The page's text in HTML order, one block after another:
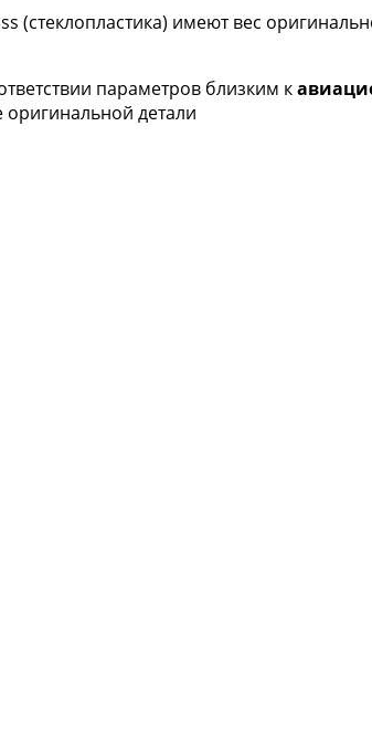
(стеклопластика) имеют вес
параметров близким к
детали